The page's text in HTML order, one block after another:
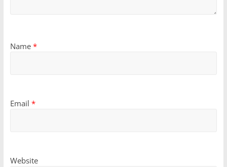
Name *
Email *
Website